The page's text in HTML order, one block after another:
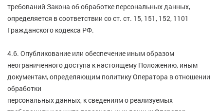
требований Закона об обработке персональных данных,
определяется в соответствии со ст. ст. 15, 151, 152, 1101
Гражданского кодекса РФ.
4.6. Опубликование или обеспечение иным образом
неограниченного доступа к настоящему Положению, иным
документам, определяющим политику Оператора в отношении
обработки
персональных данных, к сведениям о реализуемых